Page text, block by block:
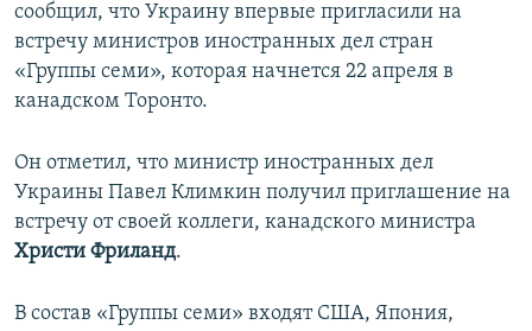
сообщил, что Украину впервые пригласили на
встречу министров иностранных дел стран
«Группы семи», которая начнется 22 апреля в
канадском Торонто.
Он отметил, что министр иностранных дел
Украины Павел Климкин получил приглашение на
встречу от своей коллеги, канадского министра
Христи Фриланд.
В состав «Группы семи» входят США, Япония,